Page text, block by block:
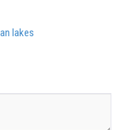
lakes